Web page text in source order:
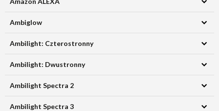
Ambiglow
Ambilight: Czterostronny
Ambilight: Dwustronny
Ambilight Spectra 2
Ambilight Spectra 3